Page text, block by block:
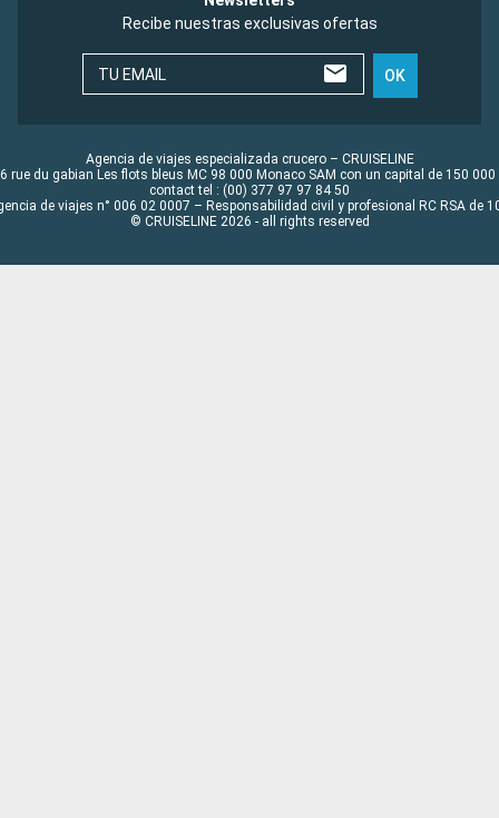
Recibe nuestras exclusivas ofertas
TU EMAIL OK
Agencia de viajes especializada crucero – CRUISELINE
rue du gabian Les flots bleus MC 98 000 Monaco SAM con un capital de 150 000
contact tel : (00) 377 97 97 84 50
de viajes n° 006 02 0007 – Responsabilidad civil y profesional RC RSA de
© CRUISELINE 2026 - all rights reserved